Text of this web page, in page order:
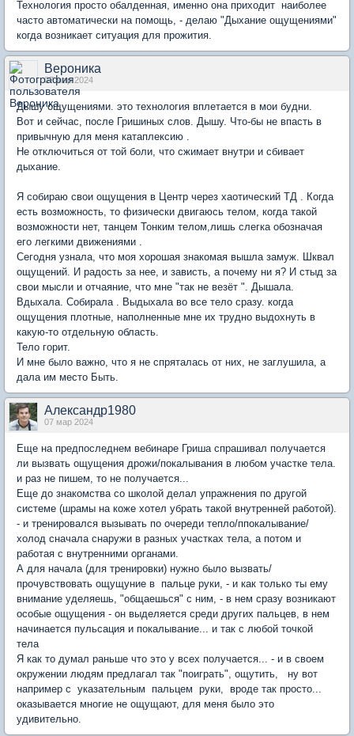
Технология просто обалденная, именно она приходит наиболее
часто автоматически на помощь, - делаю "Дыхание ощущениями"
когда возникает ситуация для прожития.
Вероника
07 мар 2024
Дышу ощущениями. это технология вплетается в мои будни.
Вот и сейчас, после Гришиных слов. Дышу. Что-бы не впасть в
привычную для меня катаплексию .
Не отключиться от той боли, что сжимает внутри и сбивает
дыхание.
Я собираю свои ощущения в Центр через хаотический ТД . Когда
есть возможность, то физически двигаюсь телом, когда такой
возможности нет, танцем Тонким телом,лишь слегка обозначая
его легкими движениями .
Сегодня узнала, что моя хорошая знакомая вышла замуж. Шквал
ощущений. И радость за нее, и зависть, а почему ни я? И стыд за
свои мысли и отчаяние, что мне "так не везёт ". Дышала.
Вдыхала. Собирала . Выдыхала во все тело сразу. когда
ощущения плотные, наполненные мне их трудно выдохнуть в
какую-то отдельную область.
Тело горит.
И мне было важно, что я не спряталась от них, не заглушила, а
дала им место Быть.
Александр1980
07 мар 2024
Еще на предпоследнем вебинаре Гриша спрашивал получается
ли вызвать ощущения дрожи/покалывания в любом участке тела.
и раз не пишем, то не получается...
Еще до знакомства со школой делал упражнения по другой
системе (шрамы на коже хотел убрать такой внутренней работой).
- и тренировался вызывать по очереди тепло/ппокалывание/
холод сначала снаружи в разных участках тела, а потом и
работая с внутренними органами.
А для начала (для тренировки) нужно было вызвать/
прочувствовать ощущуние в пальце руки, - и как только ты ему
внимание уделяешь, "общаешься" с ним, - в нем сразу возникают
особые ощущения - он выделяется среди других пальцев, в нем
начинается пульсация и покалывание... и так с любой точкой
тела
Я как то думал раньше что это у всех получается... - и в своем
окружении людям предлагал так "поиграть", ощутить, ну вот
например с указательным пальцем руки, вроде так просто...
оказывается многие не ощущают, для меня было это
удивительно.